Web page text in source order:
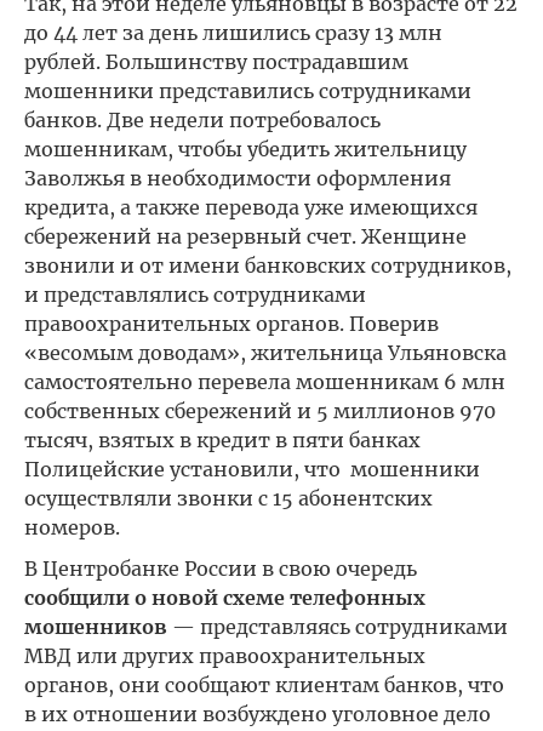
до 44 лет за день лишились сразу 13 млн
рублей. Большинству пострадавшим
мошенники представились сотрудниками
банков. Две недели потребовалось
мошенникам, чтобы убедить жительницу
Заволжья в необходимости оформления
кредита, а также перевода уже имеющихся
сбережений на резервный счет. Женщине
звонили и от имени банковских сотрудников,
и представлялись сотрудниками
правоохранительных органов. Поверив
«весомым доводам», жительница Ульяновска
самостоятельно перевела мошенникам 6 млн
собственных сбережений и 5 миллионов 970
тысяч, взятых в кредит в пяти банках
Полицейские установили, что мошенники
осуществляли звонки с 15 абонентских
номеров.
В Центробанке России в свою очередь
сообщили о новой схеме телефонных
мошенников — представляясь сотрудниками
МВД или других правоохранительных
органов, они сообщают клиентам банков, что
в их отношении возбуждено уголовное дело